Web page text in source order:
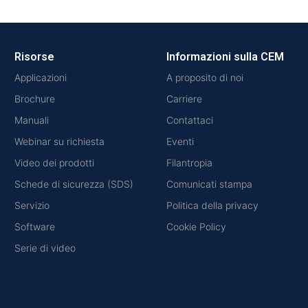
Risorse
Applicazioni
Brochure
Manuali
Webinar su richiesta
Video dei prodotti
Schede di sicurezza (SDS)
Servizio
Software
Serie di video
Informazioni sulla CEM
A proposito di noi
Carriere
Contattaci
Eventi
Filantropia
Comunicati stampa
Politica della privacy
Cookie Policy